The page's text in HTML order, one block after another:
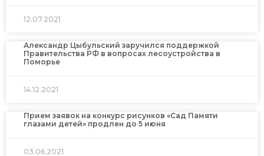
12.07.2021
Александр Цыбульский заручился поддержкой
Правительства РФ в вопросах лесоустройства в
Поморье
14.12.2021
Прием заявок на конкурс рисунков «Сад Памяти
глазами детей» продлен до 5 июня
03.06.2021